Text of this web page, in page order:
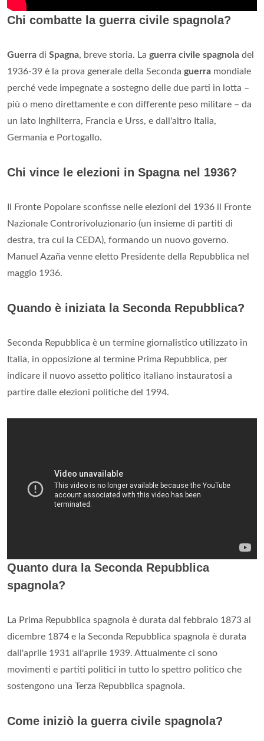
Chi combatte la guerra civile spagnola?
Guerra di Spagna, breve storia. La guerra civile spagnola del
1936-39 è la prova generale della Seconda guerra mondiale
perché vede impegnate a sostegno delle due parti in lotta –
più o meno direttamente e con differente peso militare – da
un lato Inghilterra, Francia e Urss, e dall'altro Italia,
Germania e Portogallo.
Chi vince le elezioni in Spagna nel 1936?
Il Fronte Popolare sconfisse nelle elezioni del 1936 il Fronte
Nazionale Controrivoluzionario (un insieme di partiti di
destra, tra cui la CEDA), formando un nuovo governo.
Manuel Azaña venne eletto Presidente della Repubblica nel
maggio 1936.
Quando è iniziata la Seconda Repubblica?
Seconda Repubblica è un termine giornalistico utilizzato in
Italia, in opposizione al termine Prima Repubblica, per
indicare il nuovo assetto politico italiano instauratosi a
partire dalle elezioni politiche del 1994.
Quanto dura la Seconda Repubblica
spagnola?
La Prima Repubblica spagnola è durata dal febbraio 1873 al
dicembre 1874 e la Seconda Repubblica spagnola è durata
dall'aprile 1931 all'aprile 1939. Attualmente ci sono
movimenti e partiti politici in tutto lo spettro politico che
sostengono una Terza Repubblica spagnola.
Come iniziò la guerra civile spagnola?